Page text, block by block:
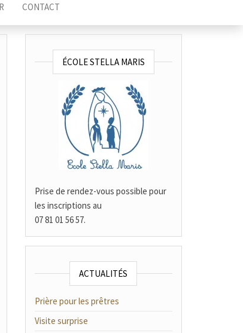
CONTACT
ÉCOLE STELLA MARIS
Prise de rendez-vous possible pour
les inscriptions au
07 81 01 56 57.
ACTUALITÉS
Prière pour les prêtres
Visite surprise